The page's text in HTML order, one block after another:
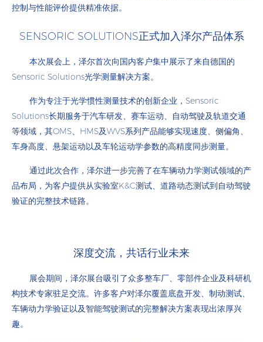
控制与性能评价提供精准依据。
SENSORIC SOLUTIONS正式加入泽尔产品体系
本次展会上，泽尔首次向国内客户集中展示了来自德国的
Sensoric Solutions光学测量解决方案。
作为专注于光学惯性测量技术的创新企业，Sensoric
Solutions长期服务于汽车研发、赛车运动、自动驾驶及轨道交通
等领域，其OMS、HMS及WVS系列产品能够实现速度、侧偏角、
车身高度、悬架运动以及车轮运动学参数的高精度同步测量。
通过此次合作，泽尔进一步完善了在车辆动力学测试领域的产
品布局，为客户提供从实验室K&C测试、道路动态测试到自动驾驶
验证的完整技术链路。
深度交流，共话行业未来
展会期间，泽尔展台吸引了众多整车厂、零部件企业及科研机
构技术专家驻足交流。许多客户对泽尔覆盖底盘开发、制动测试、
车辆动力学验证以及智能驾驶测试的完整解决方案表现出浓厚兴
趣。